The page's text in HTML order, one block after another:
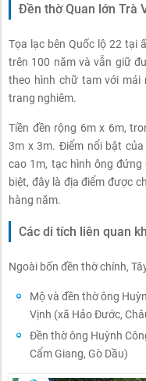
Đền thờ Quan lớn Trà
Tọa lạc bên Quốc lộ 22 tại
trên 100 năm và vẫn giữ
theo hình chữ tam với mái
trang nghiêm.
Tiền đền rộng 6m x 6m,
3m x 3m. Điểm nổi bật
cao 1m, tạc hình ông
biệt, đây là địa điểm được
hàng năm.
Các di tích liên quan
Ngoài bốn đền thờ chính,
Mộ và đền thờ ông
Vịnh (xã Hảo Đước,
Đền thờ ông Huỳnh
Cẩm Giang, Gò Dầu)